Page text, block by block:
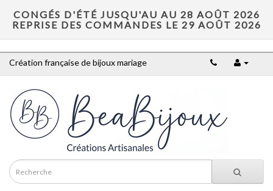
CONGÉS D'ÉTÉ JUSQU'AU AU 28 AOÛT 2026
REPRISE DES COMMANDES LE 29 AOÛT 2026
Création française de bijoux mariage